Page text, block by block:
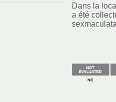
Dans la
a été